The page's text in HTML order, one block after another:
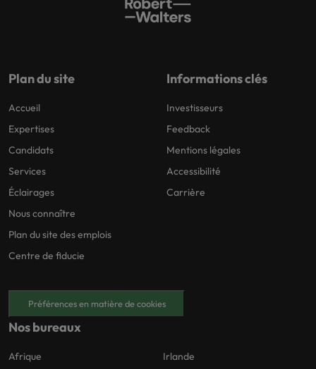
Plan du site
Accueil
Expertises
Candidats
Services
Éclairages
Nous connaître
Plan du site des emplois
Centre de fiducie
Informations clés
Investisseurs
Feedback
Mentions légales
Accessibilité
Carrière
Préférences en matière de cookies
Nos bureaux
Afrique
Irlande